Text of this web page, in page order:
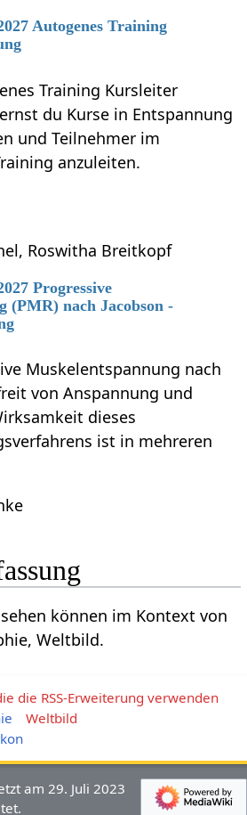
Autogenes Training
Training Kursleiter
du Kurse in Entspannung
und Teilnehmer im
anzuleiten.
Roswitha Breitkopf
Progressive
(PMR) nach Jacobson -
Muskelentspannung nach
von Anspannung und
dieses
ist in mehreren
Weltbild.
die RSS-Erweiterung verwenden
Weltbild
am 29. Juli 2023